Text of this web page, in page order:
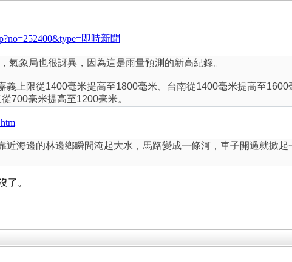
即時新聞
氣象局也很訝異，因為這是雨量預測的新高紀錄。
上限從1400毫米提高至1800毫米、台南從1400毫米提高至1600
700毫米提高至1200毫米。
海邊的林邊鄉瞬間淹起大水，馬路變成一條河，車子開過就掀起
了。